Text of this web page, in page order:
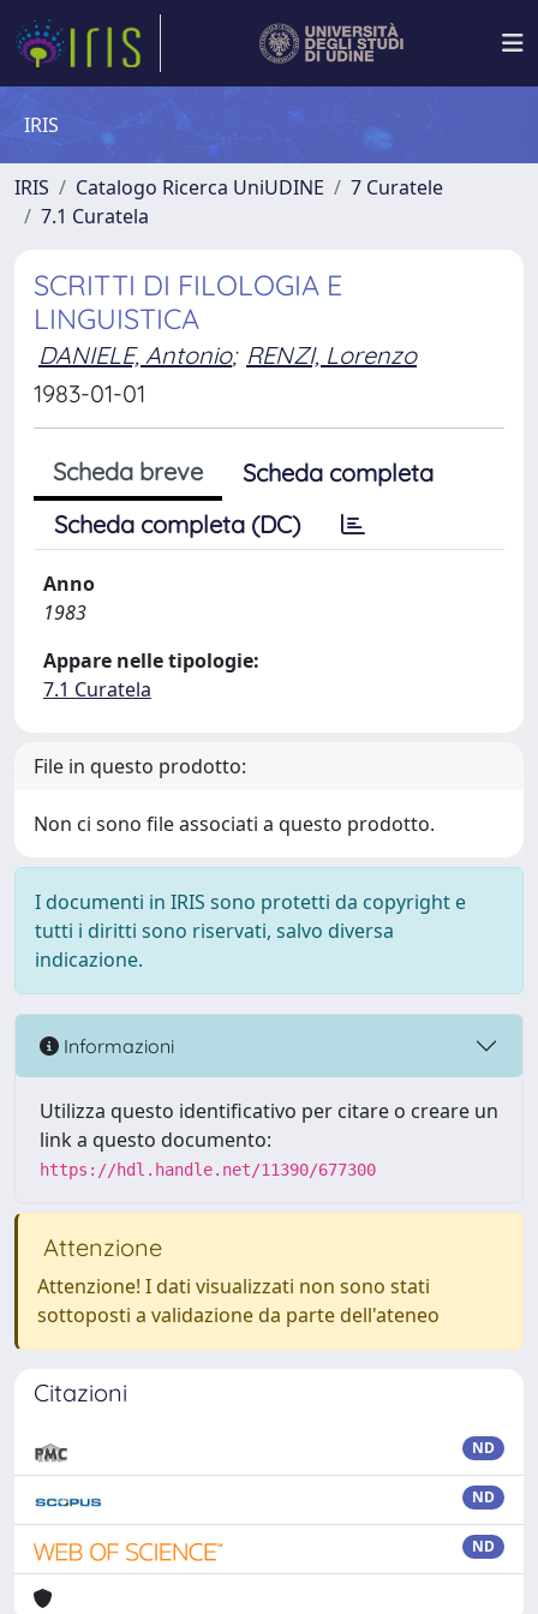
IRIS
IRIS Catalogo Ricerca UniUDINE
7 Curatele
7.1 Curatela
SCRITTI DI FILOLOGIA E
LINGUISTICA
DANIELE, Antonio; RENZI, Lorenzo
1983-01-01
Scheda breve
Scheda completa
Scheda completa (DC)
Anno
1983
Appare nelle tipologie:
7.1 Curatela
File in questo prodotto:
Non ci sono file associati a questo prodotto.
I documenti in IRIS sono protetti da copyright e
tutti i diritti sono riservati, salvo diversa
indicazione.
Informazioni
Utilizza questo identificativo per citare o creare un
link a questo documento:
https://hdl.handle.net/11390/677300
Attenzione
Attenzione! I dati visualizzati non sono stati
sottoposti a validazione da parte dell'ateneo
Citazioni
ND
ND
ND